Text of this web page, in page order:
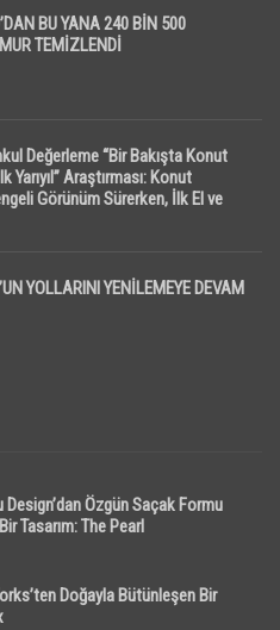
BU YANA 240 BİN 500
TEMİZLENDİ
Değerleme “Bir Bakışta Konut
Yarıyıl” Araştırması: Konut
Görünüm Sürerken, İlk El ve
YOLLARINI YENİLEMEYE DEVAM
Özgün Saçak Formu
Tasarım: The Pearl
Doğayla Bütünleşen Bir